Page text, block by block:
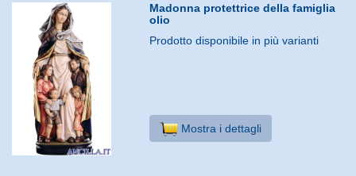
Madonna protettrice della famiglia
olio
Prodotto disponibile in più varianti
Mostra i dettagli